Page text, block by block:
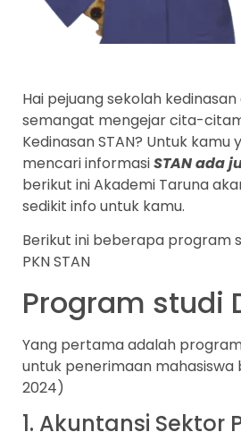
Hai pejuang sekolah kedinasan
semangat mengejar cita-
Kedinasan STAN? Untuk kamu
mencari informasiSTAN ada
berikut ini Akademi Taruna
sedikit info untuk kamu.
Berikut ini beberapa program
PKN STAN
Program studi
Yang pertama adalah
untuk penerimaan mahasiswa
2024)
1. Akuntansi Sektor